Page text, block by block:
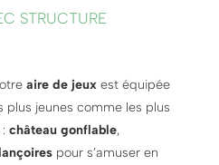
STRUCTURE
aire de jeuxest équipée
plus jeunes comme les plus
château gonflable,
pour s’amuser en